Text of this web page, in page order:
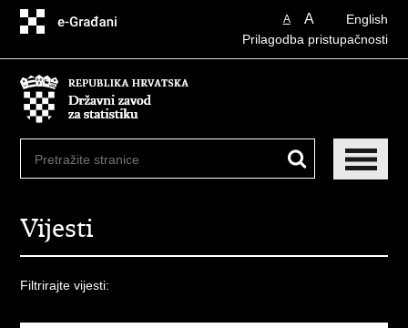
sadržaj
English
A A
Prilagodba pristupačnosti
Vijesti
Filtrirajte vijesti: